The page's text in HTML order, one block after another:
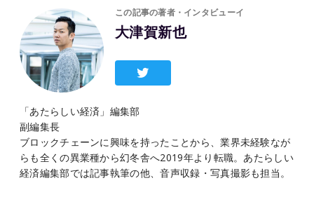
この記事の著者・インタビューイ
大津賀新也
「あたらしい経済」編集部
副編集長
ブロックチェーンに興味を持ったことから、業界未経験なが
らも全くの異業種から幻冬舎へ2019年より転職。あたらしい
経済編集部では記事執筆の他、音声収録・写真撮影も担当。